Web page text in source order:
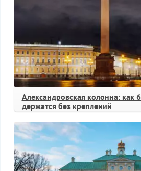
Александровская колонна: как
держатся без креплений